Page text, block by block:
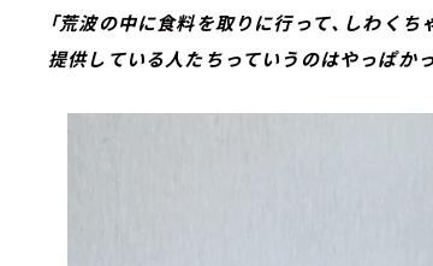
「荒波の中に食料を取りに行って、しわく
提供している人たちっていうのはやっぱか